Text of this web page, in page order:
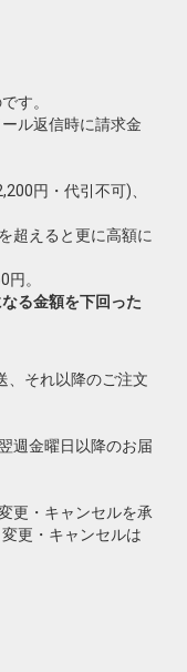
す。
ル返信時に請求金
円・代引不可)、
超えると更に高額に
。
る金額を下回った
、それ以降のご注文
週金曜日以降のお届
更・キャンセルを承
更・キャンセルは